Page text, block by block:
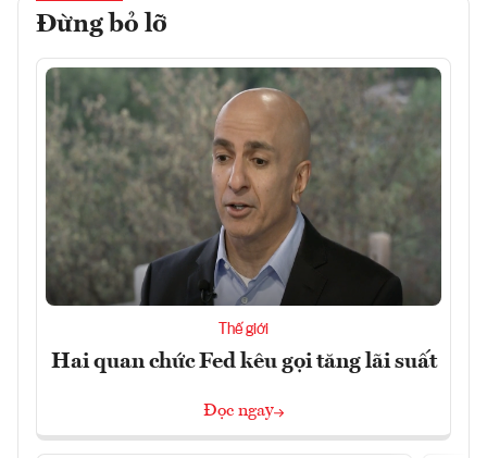
Đừng bỏ lỡ
Thế giới
Hai quan chức Fed kêu gọi tăng lãi suất
Đọc ngay